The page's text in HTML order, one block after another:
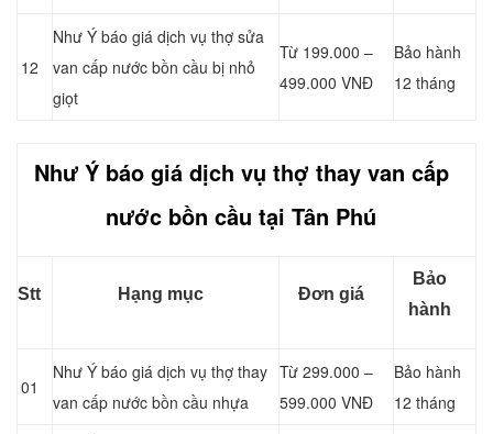
12
Như Ý báo giá dịch vụ thợ sửa
van cấp nước bồn cầu bị nhỏ
giọt
Từ 199.000 –
499.000 VNĐ
Bảo hành
12 tháng
Như Ý báo giá dịch vụ thợ thay van cấp
nước bồn cầu tại Tân Phú
Stt Hạng mục Đơn giá
Bảo
hành
01
Như Ý báo giá dịch vụ thợ thay
van cấp nước bồn cầu nhựa
Từ 299.000 –
599.000 VNĐ
Bảo hành
12 tháng